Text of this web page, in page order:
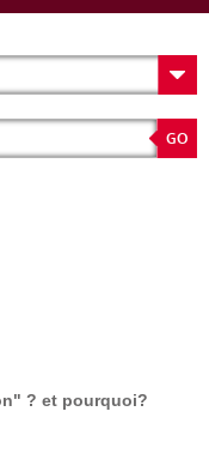
? et pourquoi?